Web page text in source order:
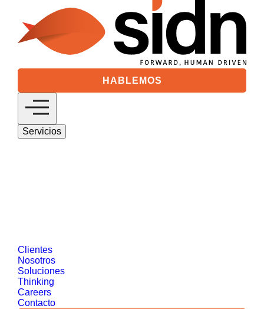
HABLEMOS
Servicios
Clientes
Nosotros
Soluciones
Thinking
Careers
Contacto